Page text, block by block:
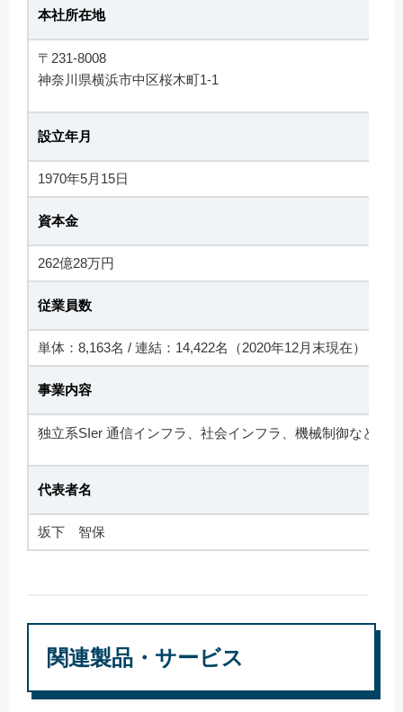
本社所在地
〒231-8008
神奈川県横浜市中区桜木町1-1
設立年月
1970年5月15日
資本金
262億28万円
従業員数
単体：8,163名 / 連結：14,422名（2020年12月末現在）
事業内容
独立系SIer 通信インフラ、社会インフラ、機械制御などの
代表者名
坂下 智保
関連製品・サービス